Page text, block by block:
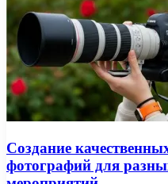
Создание
фотографий для